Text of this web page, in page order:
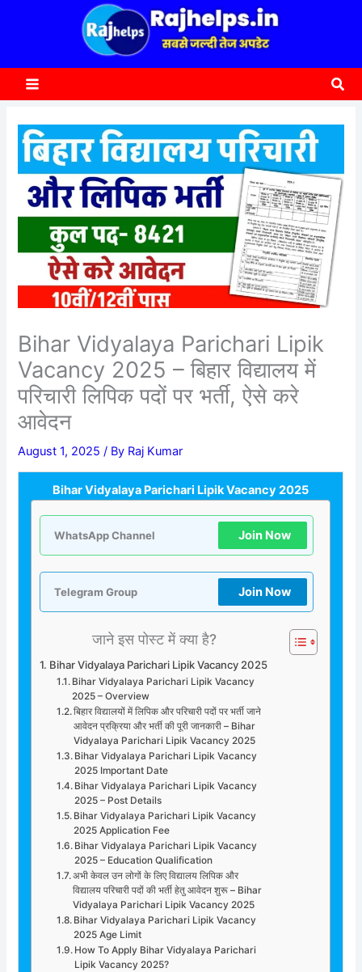
Bihar Vidyalaya Parichari Lipik
Vacancy 2025 – बिहार विद्यालय में
परिचारी लिपिक पदों पर भर्ती, ऐसे करे
आवेदन
August 1, 2025/ By Raj Kumar
Bihar Vidyalaya Parichari Lipik Vacancy 2025
WhatsApp Channel Join Now
Telegram Group Join Now
जाने इस पोस्ट में क्या है?
Bihar Vidyalaya Parichari Lipik Vacancy 2025
Bihar Vidyalaya Parichari Lipik Vacancy
2025 – Overview
बिहार विद्यालयों में लिपिक और परिचारी पदों पर भर्ती जाने
आवेदन प्रक्रिया और भर्ती की पूरी जानकारी – Bihar
Vidyalaya Parichari Lipik Vacancy 2025
Bihar Vidyalaya Parichari Lipik Vacancy
2025 Important Date
Bihar Vidyalaya Parichari Lipik Vacancy
2025 – Post Details
Bihar Vidyalaya Parichari Lipik Vacancy
2025 Application Fee
Bihar Vidyalaya Parichari Lipik Vacancy
2025 – Education Qualification
अभी केवल उन लोगों के लिए विद्यालय लिपिक और
विद्यालय परिचारी पदों की भर्ती हेतु आवेदन शुरू – Bihar
Vidyalaya Parichari Lipik Vacancy 2025
Bihar Vidyalaya Parichari Lipik Vacancy
2025 Age Limit
How To Apply Bihar Vidyalaya Parichari
Lipik Vacancy 2025?
c